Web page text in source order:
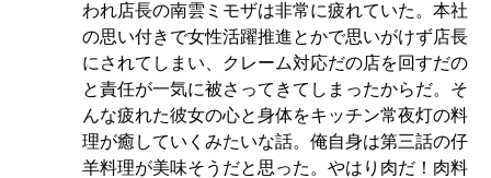
われ店長の南雲ミモザは非常に疲れていた。本社
の思い付きで女性活躍推進とかで思いがけず店長
にされてしまい、クレーム対応だの店を回すだの
と責任が一気に被さってきてしまったからだ。そ
んな疲れた彼女の心と身体をキッチン常夜灯の料
理が癒していくみたいな話。俺自身は第三話の仔
羊料理が美味そうだと思った。やはり肉だ！肉料